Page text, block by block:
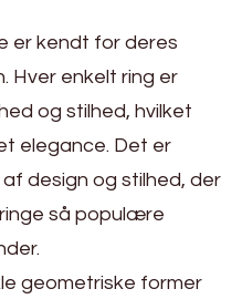
er kendt for deres
Hver enkelt ring er
og stilhed, hvilket
elegance. Det er
design og stilhed, der
så populære
geometriske former